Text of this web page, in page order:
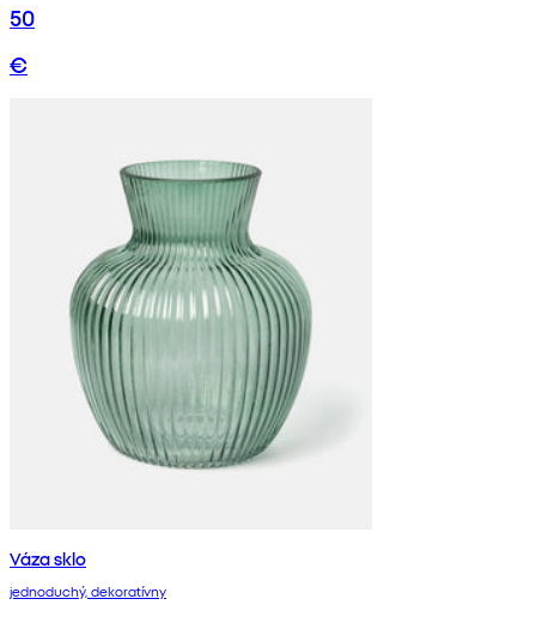
50
€
Váza sklo
jednoduchý, dekoratívny